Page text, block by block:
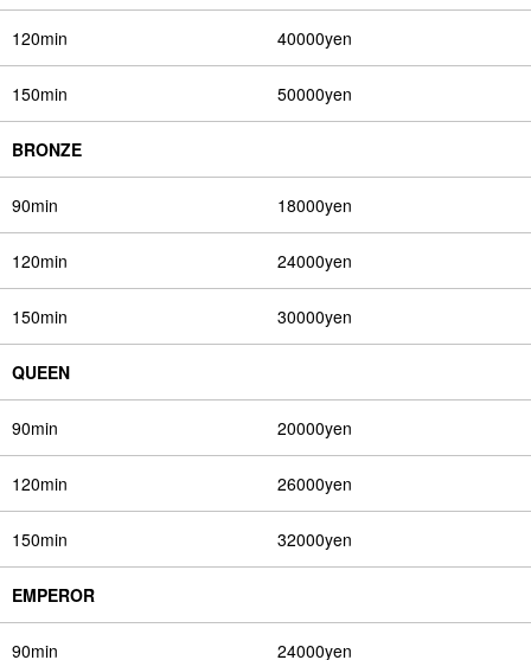
120min 40000yen
150min 50000yen
BRONZE
90min 18000yen
120min 24000yen
150min 30000yen
QUEEN
90min 20000yen
120min 26000yen
150min 32000yen
EMPEROR
90min 24000yen